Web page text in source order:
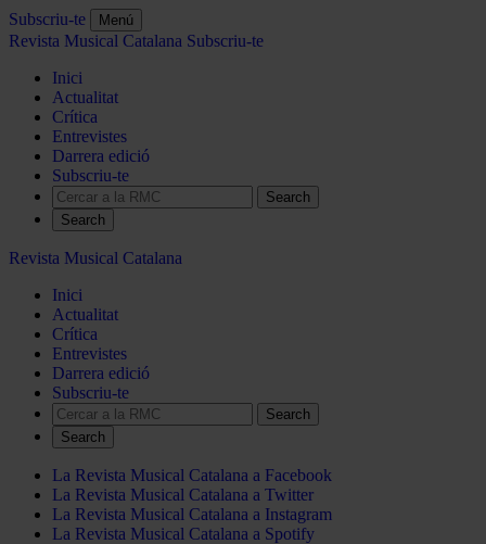
Subscriu-te Menú
Revista Musical Catalana Subscriu-te
Inici
Actualitat
Crítica
Entrevistes
Darrera edició
Subscriu-te
Search
Revista Musical Catalana
Inici
Actualitat
Crítica
Entrevistes
Darrera edició
Subscriu-te
Search
La Revista Musical Catalana a Facebook
La Revista Musical Catalana a Twitter
La Revista Musical Catalana a Instagram
La Revista Musical Catalana a Spotify